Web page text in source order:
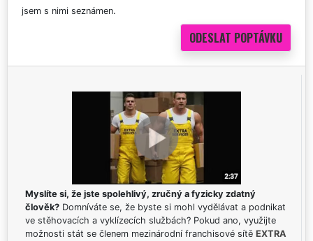
jsem s nimi seznámen.
Myslíte si, že jste spolehlivý, zručný a fyzicky zdatný
člověk? Domníváte se, že byste si mohl vydělávat a podnikat
ve stěhovacích a vyklízecích službách? Pokud ano, využijte
možnosti stát se členem mezinárodní franchisové sítě EXTRA